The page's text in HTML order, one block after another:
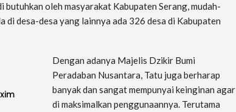
butuhkan oleh masyarakat Kabupaten Serang, mudah-
di desa-desa yang lainnya ada 326 desa di Kabupaten
Dengan adanya Majelis Dzikir Bumi
Peradaban Nusantara, Tatu juga berharap
banyak dan sangat mempunyai keinginan agar
di maksimalkan penggunaannya. Terutama